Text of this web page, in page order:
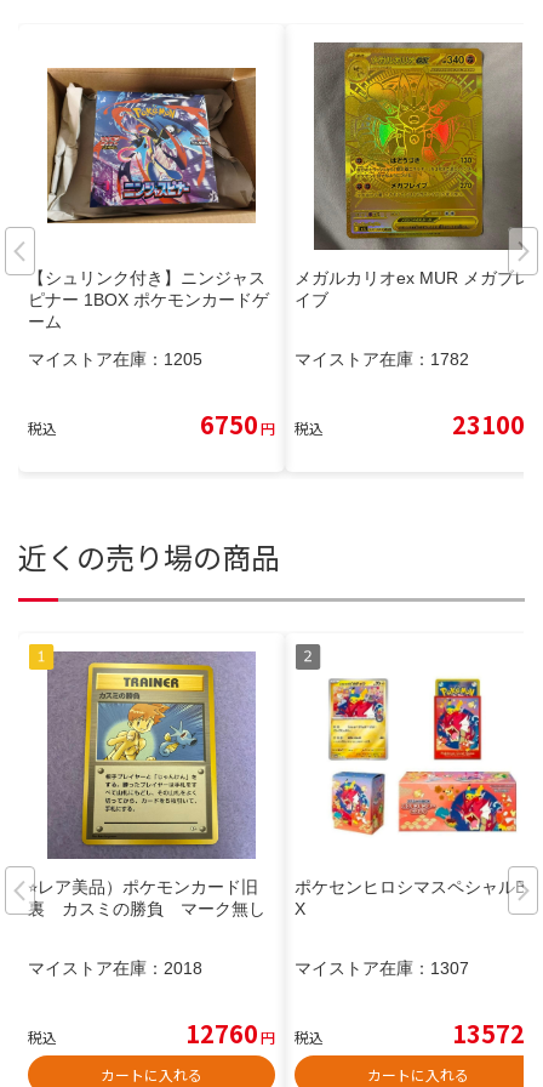
【シュリンク付き】ニンジャス
ピナー 1BOX ポケモンカードゲ
ーム
マイストア在庫： 1205
税込 6750円
メガルカリオex MUR メガブレ
イブ
マイストア在庫： 1782
税込 23100
近くの売り場の商品
⭐︎レア美品）ポケモンカード旧
裏 カスミの勝負 マーク無し
マイストア在庫： 2018
税込 12760円
カートに入れる
ポケセンヒロシマスペシャルBO
X
マイストア在庫： 1307
税込 13572
カートに入れる